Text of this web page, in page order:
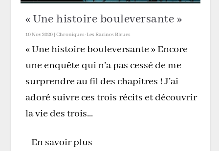
« Une histoire bouleversante »
10 Nov 2020 |Chroniques-Les Racines Bleues
« Une histoire bouleversante » Encore
une enquête qui n’a pas cessé de me
surprendre au fil des chapitres ! J’ai
adoré suivre ces trois récits et découvrir
la vie des trois...
En savoir plus